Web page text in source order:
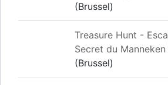
(Brussel)
Treasure Hunt -
Secret du Manneken
(Brussel)